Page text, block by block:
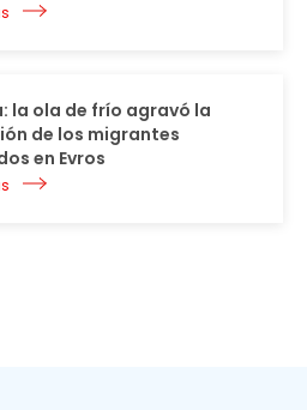
la ola de frío agravó la
de los migrantes
en Evros